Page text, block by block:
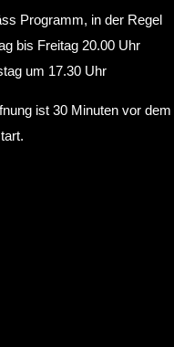
Programm, in der Regel
bis Freitag 20.00 Uhr
um 17.30 Uhr
ist 30 Minuten vor dem